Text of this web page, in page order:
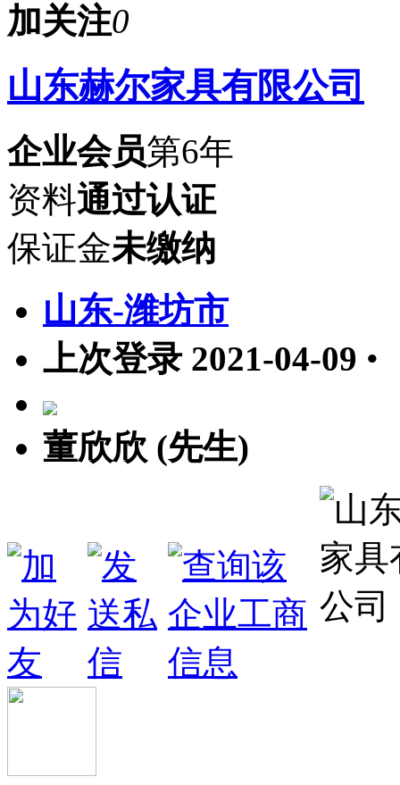
加关注0
山东赫尔家具有限公司
企业会员第6年
资料通过认证
保证金未缴纳
山东-潍坊市
上次登录 2021-04-09 •
董欣欣 (先生)